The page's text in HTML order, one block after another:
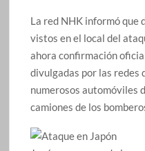
La red NHK informó que
vistos en el local del
ahora confirmación
divulgadas por las
numerosos automóviles
camiones de los